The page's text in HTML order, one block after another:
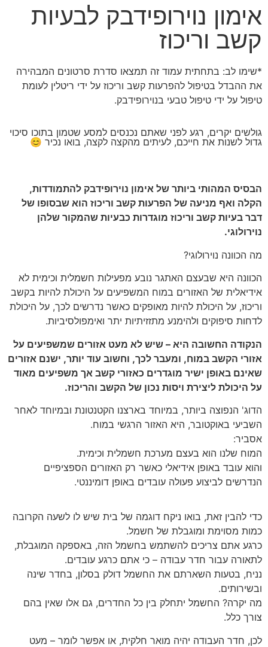
אימון נוירופידבק לבעיות
קשב וריכוז
*שימו לב: בתחתית עמוד זה תמצאו סדרת סרטונים המבהירה
את ההבדל בטיפול להפרעות קשב וריכוז על ידי ריטלין לעומת
טיפול על ידי טיפול טבעי בנוירופידבק.
גולשים יקרים, רגע לפני שאתם נכנסים למסע שטמון בתוכו סיכוי
גדול לשנות את חייכם, לעיתים מהקצה לקצה, בואו נכיר 😊
הבסיס המהותי ביותר של אימון נוירופידבק להתמודדות,
הקלה ואף מניעה של הפרעות קשב וריכוז הוא שבסופו של
דבר בעיות קשב וריכוז מוגדרות כבעיות שהמקור שלהן
נוירולוגי.
מה הכוונה נוירולוגי?
הכוונה היא שבעצם האתגר נובע מפעילות חשמלית וכימית לא
אידיאלית של האזורים במוח המשפיעים על היכולת להיות בקשב
וריכוז, על היכולת להיות מאופקים כאשר נדרשים לכך, על היכולת
לדחות סיפוקים ולהימנע מתזזיתיות יתר ואימפולסיביות.
הנקודה החשובה היא – שיש לא מעט אזורים שמשפיעים על
אזורי הקשב במוח, ומעבר לכך, וחשוב עוד יותר, ישנם אזורים
שאינם באופן ישיר מוגדרים כאזורי קשב אך משפיעים מאוד
על היכולת ליצירת ויסות נכון של הקשב והריכוז.
הדוג' הנפוצה ביותר, במיוחד בארצנו הקטנטונת ובמיוחד לאחר
השביעי באוקטובר, היא האזור הרגשי במוח.
אסביר:
המוח שלנו הוא בעצם מערכת חשמלית וכימית.
והוא עובד באופן אידיאלי כאשר רק האזורים הספציפיים
הנדרשים לביצוע פעולה עובדים באופן דומיננטי.
כדי להבין זאת, בואו ניקח דוגמה של בית שיש לו לשעה הקרובה
כמות מסוימת ומוגבלת של חשמל.
כרגע אתם צריכים להשתמש בחשמל הזה, באספקה המוגבלת,
לתאורה עבור חדר עבודה – כי אתם כרגע עובדים.
נניח, בטעות השארתם את החשמל דולק בסלון, בחדר שינה
ובשירותים.
מה יקרה? החשמל יתחלק בין כל החדרים, גם אלו שאין בהם
צורך כלל.
לכן, חדר העבודה יהיה מואר חלקית, או אפשר לומר – מעט